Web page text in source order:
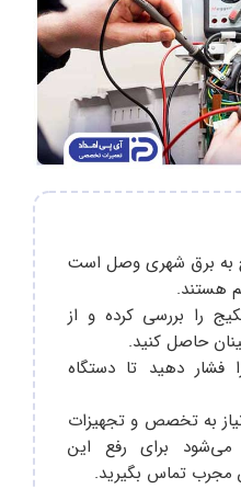
به برق شهری وصل است
هستند.
را بررسی کرده و از
حاصل کنید.
دهید تا دستگاه
نیاز به تخصص و تجهیزات
برای رفع این
تماس بگیرید.